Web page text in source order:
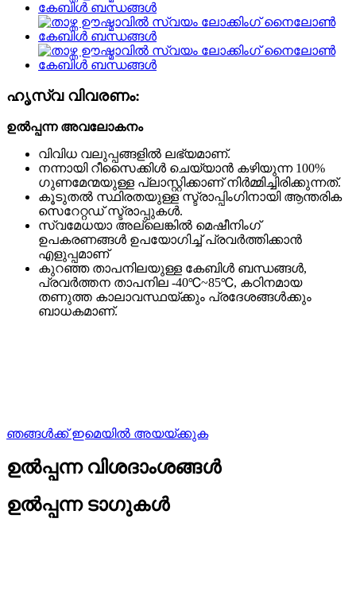
ഹൃസ്വ വിവരണം:
ഉൽപ്പന്ന അവലോകനം
വിവിധ വലുപ്പങ്ങളിൽ ലഭ്യമാണ്.
നന്നായി റീസൈക്കിൾ ചെയ്യാൻ കഴിയുന്ന 100%
ഗുണമേന്മയുള്ള പ്ലാസ്റ്റിക്കാണ് നിർമ്മിച്ചിരിക്കുന്നത്.
കൂടുതൽ സ്ഥിരതയുള്ള സ്ട്രാപ്പിംഗിനായി ആന്തരിക
സെറേറ്റഡ് സ്ട്രാപ്പുകൾ.
സ്വമേധയാ അല്ലെങ്കിൽ മെഷീനിംഗ്
ഉപകരണങ്ങൾ ഉപയോഗിച്ച് പ്രവർത്തിക്കാൻ
എളുപ്പമാണ്
കുറഞ്ഞ താപനിലയുള്ള കേബിൾ ബന്ധങ്ങൾ,
പ്രവർത്തന താപനില -40℃~85℃, കഠിനമായ
തണുത്ത കാലാവസ്ഥയ്ക്കും പ്രദേശങ്ങൾക്കും
ബാധകമാണ്.
ഞങ്ങൾക്ക് ഇമെയിൽ അയയ്ക്കുക
ഉൽപ്പന്ന വിശദാംശങ്ങൾ
ഉൽപ്പന്ന ടാഗുകൾ